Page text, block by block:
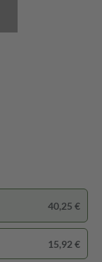
40,25 €
15,92 €